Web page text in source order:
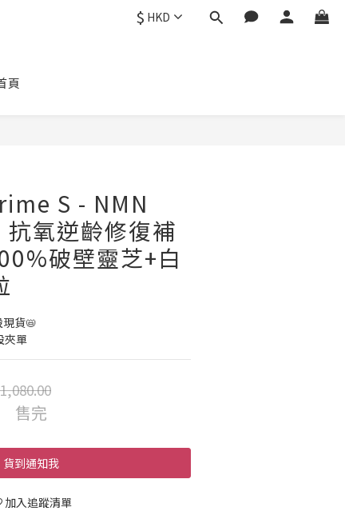
$ HKD
頁
S - NMN
氧逆齡修復補
破壁靈芝+白
貨📛
夾單
售完
貨到通知我
加入追蹤清單